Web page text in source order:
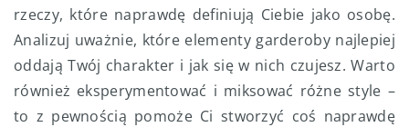
rzeczy, które naprawdę definiują Ciebie jako osobę.
Analizuj uważnie, które elementy garderoby najlepiej
oddają Twój charakter i jak się w nich czujesz. Warto
również eksperymentować i miksować różne style –
to z pewnością pomoże Ci stworzyć coś naprawdę